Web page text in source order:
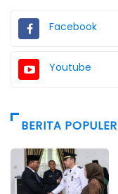
Facebook
Youtube
BERITA POPULER